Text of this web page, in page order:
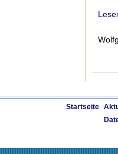
Startseite